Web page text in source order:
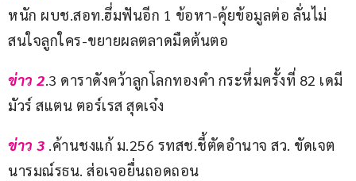
หนัก ผบช.สอท.ฮึ่มฟันอีก 1 ข้อหา-คุ้ยข้อมูลต่อ ลั่นไม่
สนใจลูกใคร-ขยายผลตลาดมืดต้นตอ
ข่าว 2.3 ดาราดังคว้าลูกโลกทองคำ กระหึ่มครั้งที่ 82 เดมี
มัวร์ สแตน ตอร์เรส สุดเจ๋ง
ข่าว 3 .ค้านชงแก้ ม.256 รทสช.ชี้ตัดอำนาจ สว. ขัดเจต
นารมณ์รธน. ส่อเจอยื่นถอดถอน